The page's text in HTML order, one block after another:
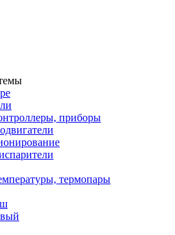
приборы
термопары